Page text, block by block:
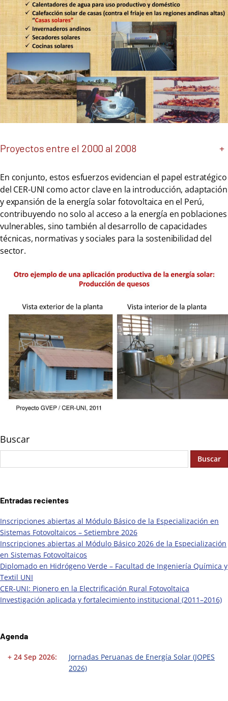
Proyectos entre el 2000 al 2008 +
En conjunto, estos esfuerzos evidencian el papel estratégico
del CER-UNI como actor clave en la introducción, adaptación
y expansión de la energía solar fotovoltaica en el Perú,
contribuyendo no solo al acceso a la energía en poblaciones
vulnerables, sino también al desarrollo de capacidades
técnicas, normativas y sociales para la sostenibilidad del
sector.
Buscar
Buscar
Entradas recientes
Inscripciones abiertas al Módulo Básico de la Especialización en
Sistemas Fotovoltaicos – Setiembre 2026
Inscripciones abiertas al Módulo Básico 2026 de la Especialización
en Sistemas Fotovoltaicos
Diplomado en Hidrógeno Verde – Facultad de Ingeniería Química y
Textil UNI
CER-UNI: Pionero en la Electrificación Rural Fotovoltaica
Investigación aplicada y fortalecimiento institucional (2011–2016)
Agenda
+ 24 Sep 2026:
Jornadas Peruanas de Energía Solar (JOPES
2026)